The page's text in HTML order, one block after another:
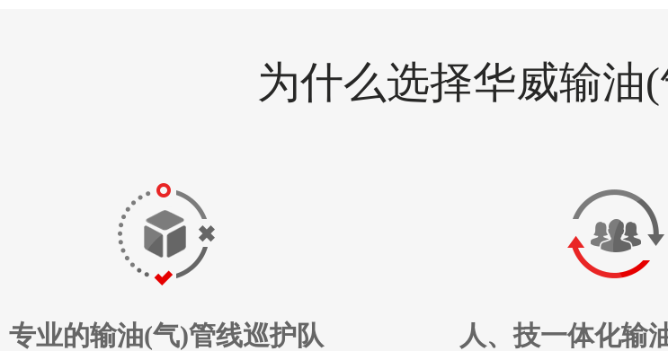
为什么选择华威输油
专业的输油(气)管线巡护队
人、技一体化输